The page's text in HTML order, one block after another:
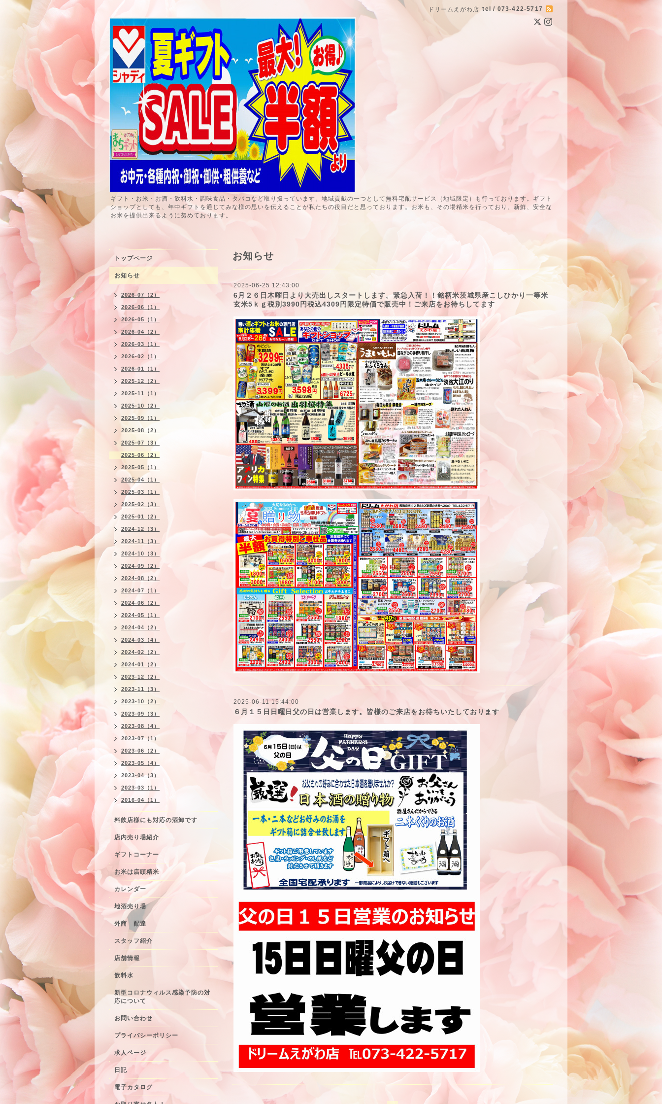
ドリームえがわ店 tel / 073-422-5717
ギフト・お米・お酒・飲料水・調味食品・タバコなど取り扱っています。地域貢献の一つとして無料宅配サービス（地域限定）も行っております。ギフト
ショップとしても、年中ギフトを通じてみな様の思いを伝えることが私たちの役目だと思っております。お米も、その場精米を行っており、新鮮、安全な
お米を提供出来るように努めております。
お知らせ
2025-06-25 12:43:00
6月２６日木曜日より大売出しスタートします。緊急入荷！！銘柄米茨城県産こしひかり一等米
玄米5ｋｇ税別3990円税込4309円限定特価で販売中！ご来店をお待ちしてます
2025-06-11 15:44:00
６月１５日日曜日父の日は営業します。皆様のご来店をお待ちいたしております
トップページ
お知らせ
2026-07（2）
2026-06（1）
2026-05（1）
2026-04（2）
2026-03（1）
2026-02（1）
2026-01（1）
2025-12（2）
2025-11（1）
2025-10（2）
2025-09（1）
2025-08（2）
2025-07（3）
2025-06（2）
2025-05（1）
2025-04（1）
2025-03（1）
2025-02（3）
2025-01（2）
2024-12（3）
2024-11（3）
2024-10（3）
2024-09（2）
2024-08（2）
2024-07（1）
2024-06（2）
2024-05（1）
2024-04（2）
2024-03（4）
2024-02（2）
2024-01（2）
2023-12（2）
2023-11（3）
2023-10（2）
2023-09（3）
2023-08（4）
2023-07（1）
2023-06（2）
2023-05（4）
2023-04（3）
2023-03（1）
2016-04（1）
料飲店様にも対応の酒卸です
店内売り場紹介
ギフトコーナー
お米は店頭精米
カレンダー
地酒売り場
外商 配達
スタッフ紹介
店舗情報
飲料水
新型コロナウィルス感染予防の対
応について
お問い合わせ
プライバシーポリシー
求人ページ
日記
電子カタログ